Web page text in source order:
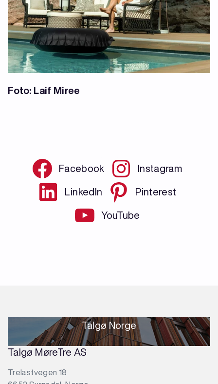
Foto: Laif Miree
Facebook Instagram
LinkedIn Pinterest
YouTube
Talgø Norge
Talgø MøreTre AS
Trelastvegen 18